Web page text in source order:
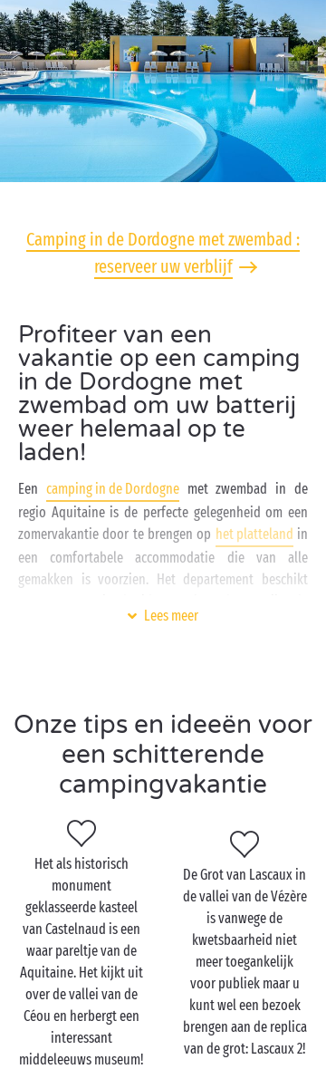
Camping in de Dordogne met zwembad :
reserveer uw verblijf
Profiteer van een
vakantie op een camping
in de Dordogne met
zwembad om uw batterij
weer helemaal op te
laden!
Een camping in de Dordognemet zwembad in de
regio Aquitaine is de perfecte gelegenheid om een
zomervakantie door te brengen op het platteland in
een comfortabele accommodatie die van alle
gemakken is voorzien. Het departement beschikt
en wandeltochten
buitenbaden, peuterbaden, glijbanen,
waterspeeltuinen, er is geen tijd voor verveling op
een camping in de Dordogne met zwembad!
De Dordogne is ook een ideale bestemming voor alle
van producten te vinden op basis van eend en gans,
waaronder foie gras, gésier en confit de canard. Als
het gaat om zoete lekkernijen, wordt u in de
Dordogne verwend met gerechten op basis van
walnoten, mirabellen en aardbeien.
Lees meer
Onze tips en ideeën voor
een schitterende
campingvakantie
Het als historisch
monument
geklasseerde kasteel
van Castelnaud is een
waar pareltje van de
Aquitaine. Het kijkt uit
over de vallei van de
Céou en herbergt een
interessant
middeleeuws museum!
De Grot van Lascaux in
de vallei van de Vézère
is vanwege de
kwetsbaarheid niet
meer toegankelijk
voor publiek maar u
kunt wel een bezoek
brengen aan de replica
van de grot: Lascaux 2!